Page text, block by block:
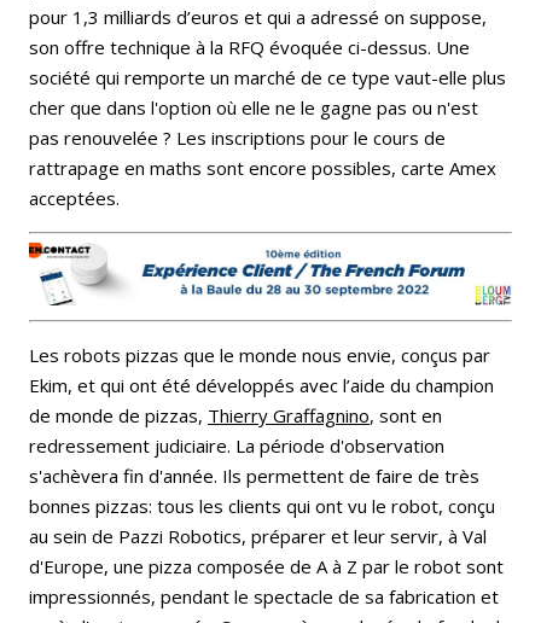
pour 1,3 milliards d’euros et qui a adressé on suppose,
son offre technique à la RFQ évoquée ci-dessus. Une
société qui remporte un marché de ce type vaut-elle plus
cher que dans l'option où elle ne le gagne pas ou n'est
pas renouvelée ? Les inscriptions pour le cours de
rattrapage en maths sont encore possibles, carte Amex
acceptées.
Les robots pizzas que le monde nous envie, conçus par
Ekim, et qui ont été développés avec l’aide du champion
de monde de pizzas, Thierry Graffagnino, sont en
redressement judiciaire. La période d'observation
s'achèvera fin d'année. Ils permettent de faire de très
bonnes pizzas: tous les clients qui ont vu le robot, conçu
au sein de Pazzi Robotics, préparer et leur servir, à Val
d'Europe, une pizza composée de A à Z par le robot sont
impressionnés, pendant le spectacle de sa fabrication et